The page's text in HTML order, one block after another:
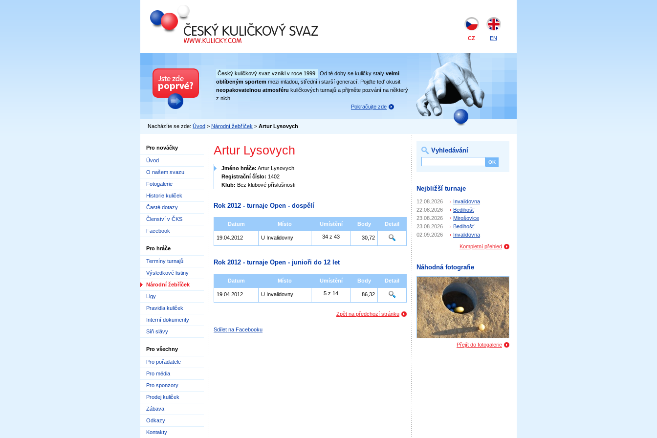
Český kuličkový svaz
CZ EN
Český kuličkový svaz vznikl v roce 1999. Od té doby se kuličky staly velmi
oblíbeným sportem mezi mladou, střední i starší generací. Pojďte teď okusit
neopakovatelnou atmosféru kuličkových turnajů a přijměte pozvání na některý
z nich.
Pokračujte zde
Nacházíte se zde: Úvod > Národní žebříček > Artur Lysovych
Pro nováčky
Úvod
O našem svazu
Fotogalerie
Historie kuliček
Časté dotazy
Členství v ČKS
Facebook
Pro hráče
Termíny turnajů
Výsledkové listiny
Národní žebříček
Ligy
Pravidla kuliček
Interní dokumenty
Síň slávy
Pro všechny
Pro pořadatele
Pro média
Pro sponzory
Prodej kuliček
Zábava
Odkazy
Kontakty
Artur Lysovych
Jméno hráče: Artur Lysovych
Registrační číslo: 1402
Klub: Bez klubové příslušnosti
Rok 2012 - turnaje Open - dospělí
Datum Místo Umístění Body Detail
19.04.2012 U Invalidovny 34 z 43 30,72
Rok 2012 - turnaje Open - junioři do 12 let
Datum Místo Umístění Body Detail
19.04.2012 U Invalidovny 5 z 14 86,32
Zpět na předchozí stránku
Sdílet na Facebooku
Vyhledávání
Nejbližší turnaje
12.08.2026
Invalidovna
22.08.2026
Bedihošť
23.08.2026
Mirošovice
23.08.2026
Bedihošť
02.09.2026
Invalidovna
Kompletní přehled
Náhodná fotografie
Přejít do fotogalerie